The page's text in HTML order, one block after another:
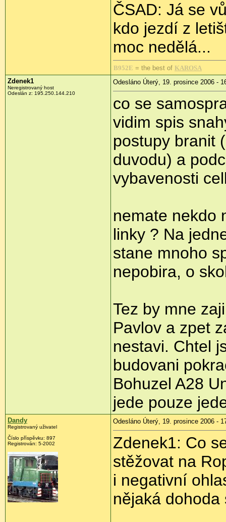
ČSAD: Já se
kdo jezdí z
moc nedělá...
B952E = the best of KAROSA
Zdenek1
Neregistrovaný host
Odeslán z: 195.250.144.210
Odesláno Úterý, 19. prosince 2006 -
co se
vidim spis
postupy branit
duvodu) a
vybavenosti
nemate nekdo
linky ? Na
stane mnoho
nepobira, o
Tez by mne
Pavlov a zpet
nestavi. Chtel
budovani
Bohuzel A28
jede pouze
Dandy
Registrovaný uživatel
Číslo příspěvku: 897
Registrován: 5-2002
Odesláno Úterý, 19. prosince 2006 -
Zdenek1: Co
stěžovat na
i negativní
nějaká